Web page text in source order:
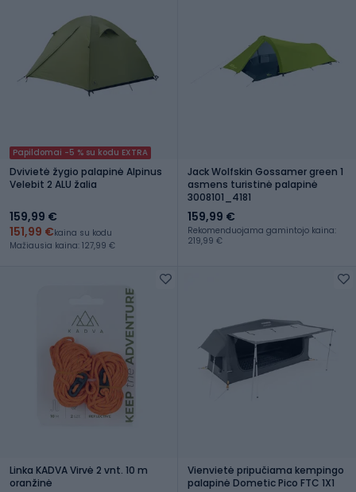
Papildomai -5 % su kodu EXTRA
Dvivietė žygio palapinė Alpinus
Velebit 2 ALU žalia
159,99 €
151,99 €kaina su kodu
Mažiausia kaina: 127,99 €
Jack Wolfskin Gossamer green 1
asmens turistinė palapinė
3008101_4181
159,99 €
Rekomenduojama gamintojo kaina:
219,99 €
Linka KADVA Virvė 2 vnt. 10 m
oranžinė
Vienvietė pripučiama kempingo
palapinė Dometic Pico FTC 1X1